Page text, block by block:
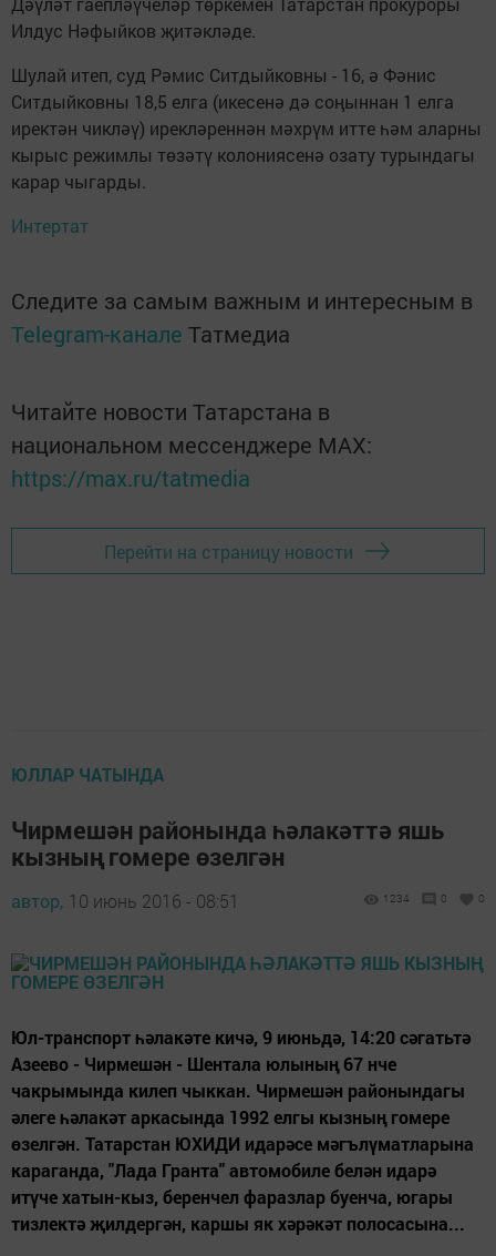
Илдус Нәфыйков җитәкләде.
Шулай итеп, суд Рәмис Ситдыйковны - 16, ә Фәнис
Ситдыйковны 18,5 елга (икесенә дә соңыннан 1 елга
иректән чикләү) ирекләреннән мәхрүм итте һәм аларны
кырыс режимлы төзәтү колониясенә озату турындагы
карар чыгарды.
Интертат
Следите за самым важным и интересным в
Telegram-канале Татмедиа
Читайте новости Татарстана в
национальном мессенджере MАХ:
https://max.ru/tatmedia
Перейти на страницу новости
ЮЛЛАР ЧАТЫНДА
Чирмешән районында һәлакәттә яшь
кызның гомере өзелгән
автор, 10 июнь 2016 - 08:51 1234 0 0
Юл-транспорт һәлакәте кичә, 9 июньдә, 14:20 сәгатьтә
Азеево - Чирмешән - Шентала юлының 67 нче
чакрымында килеп чыккан. Чирмешән районындагы
әлеге һәлакәт аркасында 1992 елгы кызның гомере
өзелгән. Татарстан ЮХИДИ идарәсе мәгълүматларына
караганда, "Лада Гранта" автомобиле белән идарә
итүче хатын-кыз, беренчел фаразлар буенча, югары
тизлектә җилдергән, каршы як хәрәкәт полосасына...